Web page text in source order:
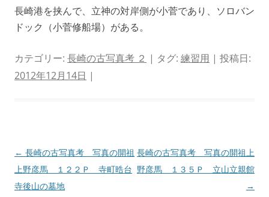
長崎港を挟んで、立神の対岸側が小菅であり、ソロバン
ドック（小菅修船場）がある。
カテゴリー: 長崎の古写真考 ２ | タグ: 練習用 | 投稿日:
2012年12月14日 |
投
稿
ナ
← 長崎の古写真考 写真の開祖
上野彦馬 １２２Ｐ 寺町晧台
寺後山の墓地
長崎の古写真考 写真の開祖上
野彦馬 １３５Ｐ 立山立親館
→